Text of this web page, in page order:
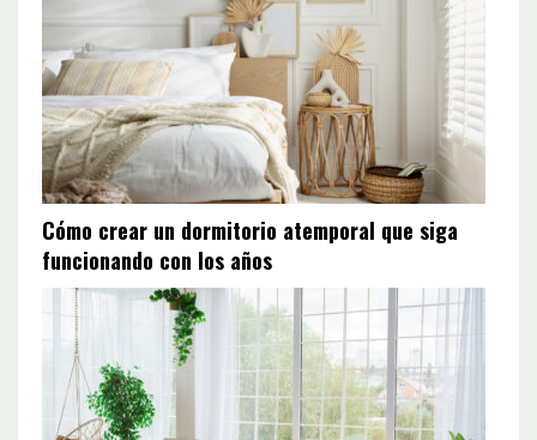
Cómo crear un dormitorio atemporal que siga
funcionando con los años